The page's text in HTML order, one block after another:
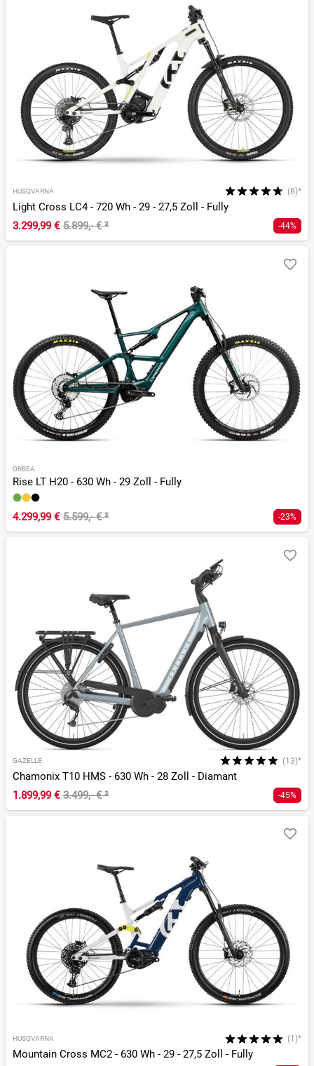
HUSQVARNA (8)*
Light Cross LC4 - 720 Wh - 29 - 27,5 Zoll - Fully
3.299,99 € 5.899,- €² -44%
ORBEA
Rise LT H20 - 630 Wh - 29 Zoll - Fully
4.299,99 € 5.599,- €² -23%
GAZELLE (13)*
Chamonix T10 HMS - 630 Wh - 28 Zoll - Diamant
1.899,99 € 3.499,- €² -45%
HUSQVARNA (1)*
Mountain Cross MC2 - 630 Wh - 29 - 27,5 Zoll - Fully